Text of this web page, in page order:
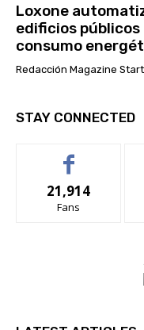
Loxone
edificios públicos
consumo
Redacción Magazine
STAY CONNECTED
21,914
Fans